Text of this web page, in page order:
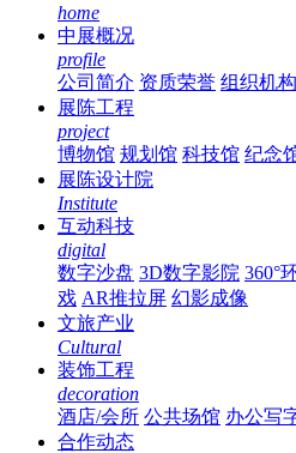
home
中展概况
profile
公司简介 资质荣誉 组织机构
展陈工程
project
博物馆 规划馆 科技馆 纪念
展陈设计院
Institute
互动科技
digital
数字沙盘 3D数字影院 360°
戏 AR推拉屏 幻影成像
文旅产业
Cultural
装饰工程
decoration
酒店/会所 公共场馆 办公写
合作动态